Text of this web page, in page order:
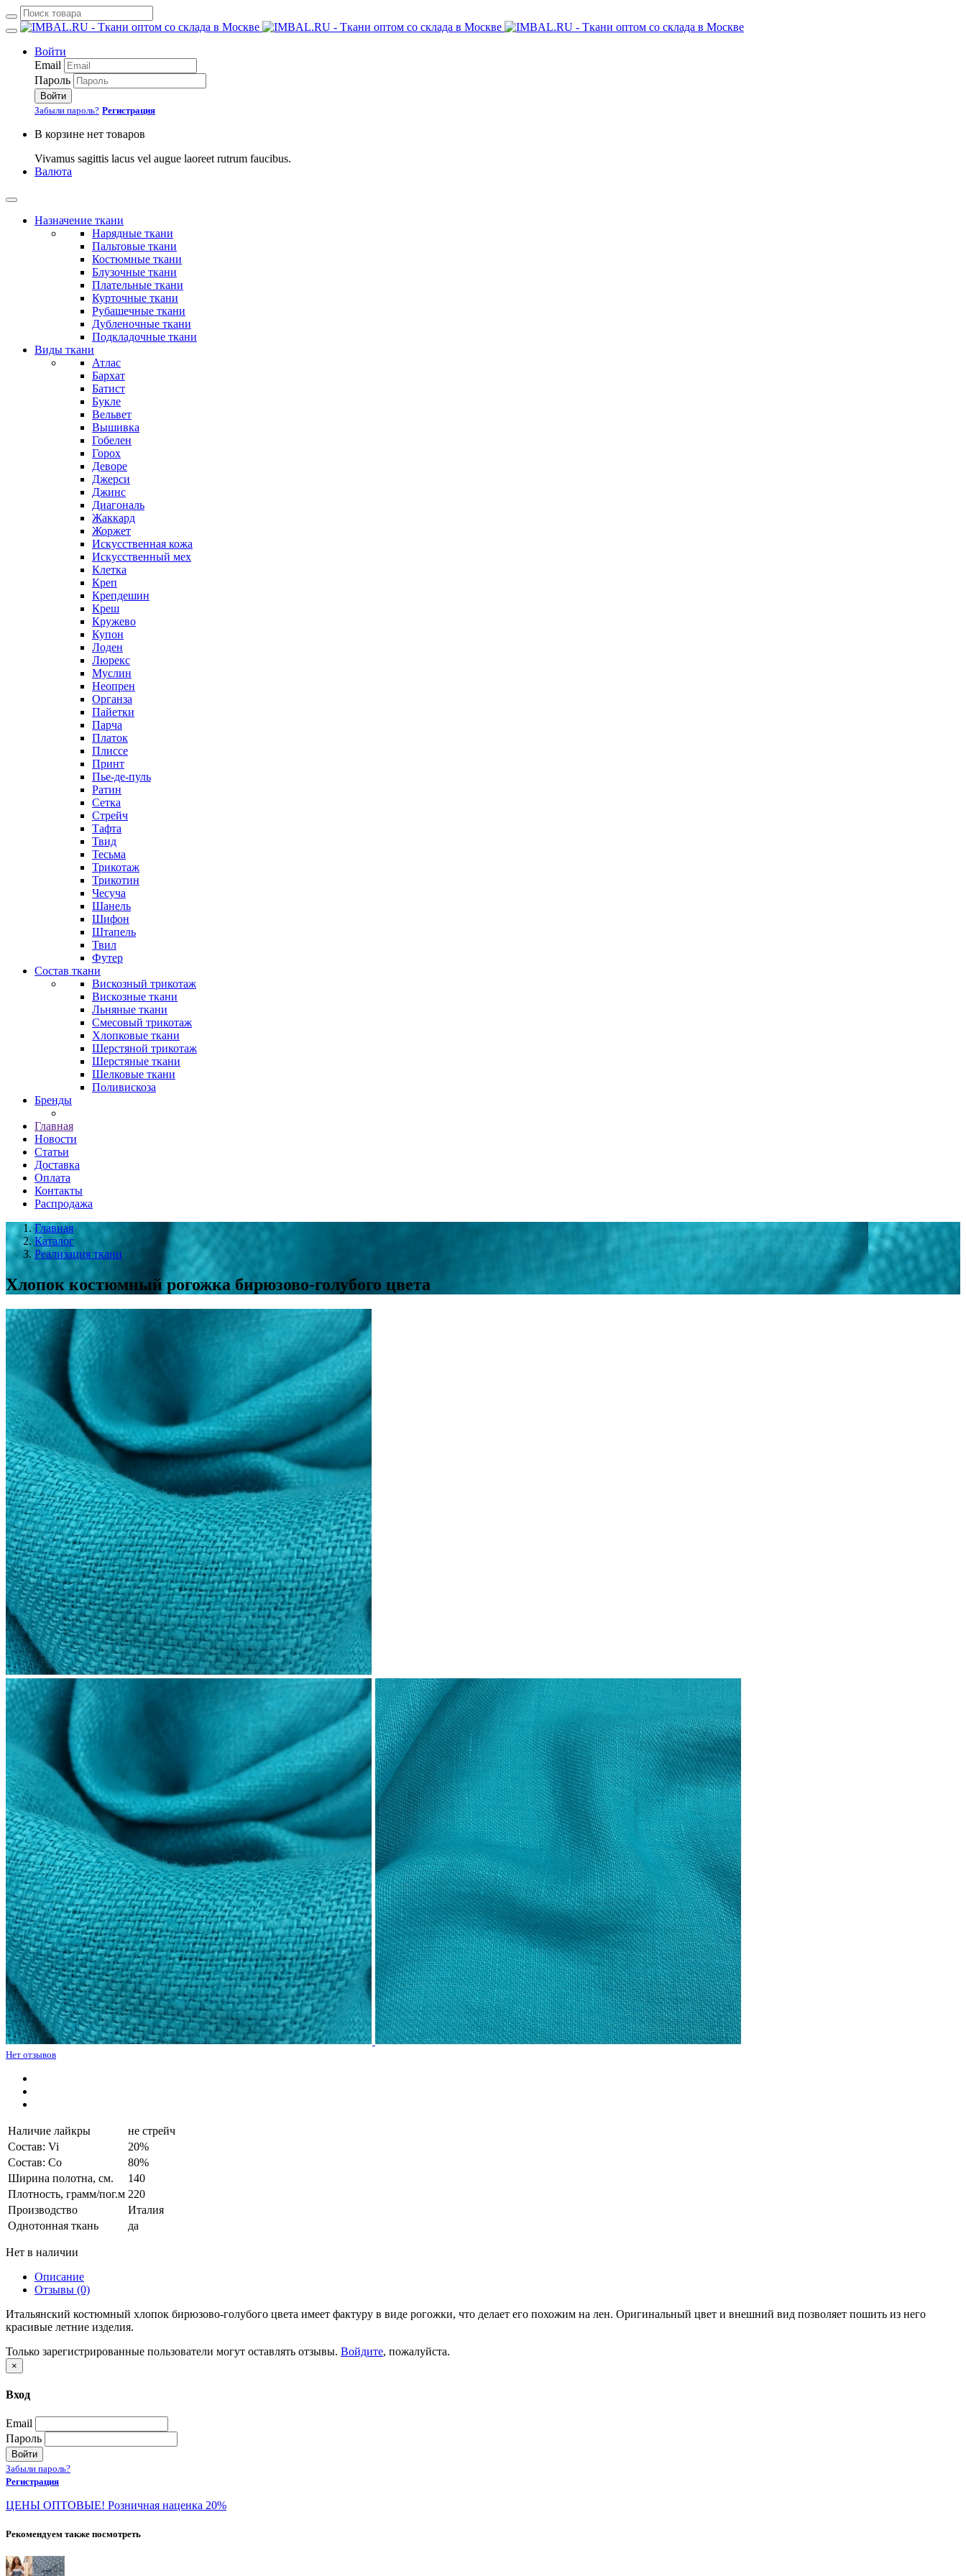
Войти
Email
Пароль
Войти
Забыли пароль? Регистрация
В корзине нет товаров
Vivamus sagittis lacus vel augue laoreet rutrum faucibus.
Валюта
Назначение ткани
Нарядные ткани
Пальтовые ткани
Костюмные ткани
Блузочные ткани
Плательные ткани
Курточные ткани
Рубашечные ткани
Дубленочные ткани
Подкладочные ткани
Виды ткани
Атлас
Бархат
Батист
Букле
Вельвет
Вышивка
Гобелен
Горох
Деворе
Джерси
Джинс
Диагональ
Жаккард
Жоржет
Искусственная кожа
Искусственный мех
Клетка
Креп
Крепдешин
Креш
Кружево
Купон
Лоден
Люрекс
Муслин
Неопрен
Органза
Пайетки
Парча
Платок
Плиссе
Принт
Пье-де-пуль
Ратин
Сетка
Стрейч
Тафта
Твид
Тесьма
Трикотаж
Трикотин
Чесуча
Шанель
Шифон
Штапель
Твил
Футер
Состав ткани
Вискозный трикотаж
Вискозные ткани
Льняные ткани
Смесовый трикотаж
Хлопковые ткани
Шерстяной трикотаж
Шерстяные ткани
Шелковые ткани
Поливискоза
Бренды
Главная
Новости
Статьи
Доставка
Оплата
Контакты
Распродажа
Главная
Каталог
Реализация ткани
Хлопок костюмный рогожка бирюзово-голубого цвета
Нет отзывов
Наличие лайкры
не стрейч
Состав: Vi
20%
Состав: Co
80%
Ширина полотна, см.
140
Плотность, грамм/пог.м 220
Производство
Италия
Однотонная ткань
да
Нет в наличии
Описание
Отзывы (0)
Итальянский костюмный хлопок бирюзово-голубого цвета имеет фактуру в виде рогожки, что делает его похожим на лен. Оригинальный цвет и внешний вид позволяет пошить из него
красивые летние изделия.
Только зарегистрированные пользователи могут оставлять отзывы. Войдите, пожалуйста.
×
Вход
Email
Пароль
Войти
Забыли пароль?
Регистрация
ЦЕНЫ ОПТОВЫЕ! Розничная наценка 20%
Рекомендуем также посмотреть